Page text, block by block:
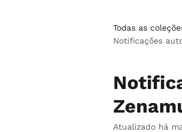
Todas as
Notificações
Atualizado há